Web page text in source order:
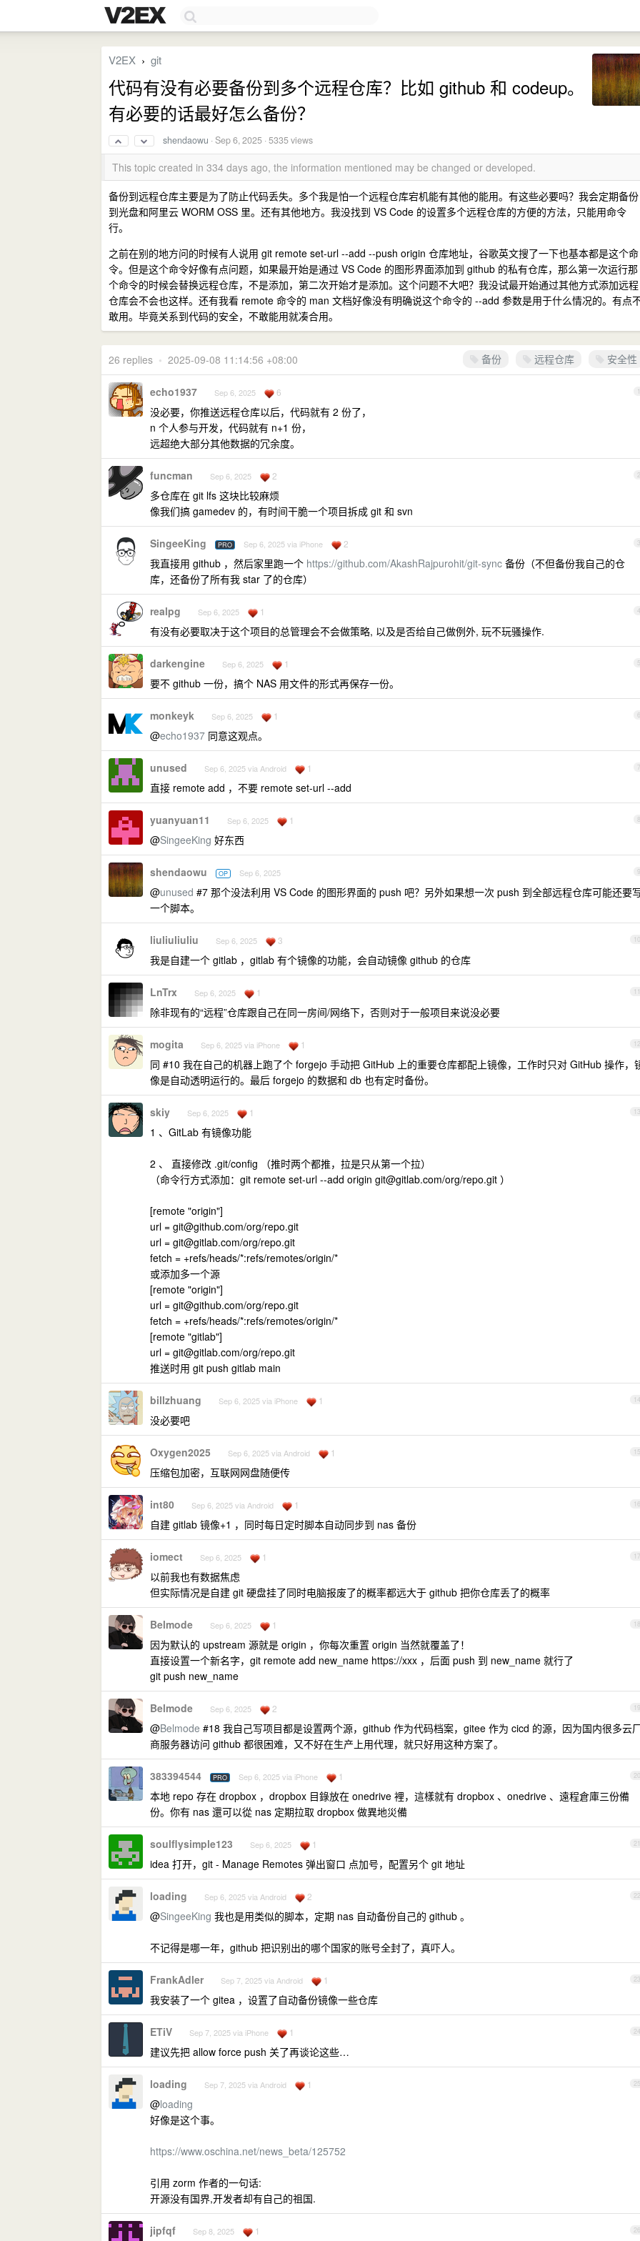
V2EX › git
代码有没有必要备份到多个远程仓库？比如 github 和 codeup。
有必要的话最好怎么备份？
shendaowu ·Sep 6, 2025 · 5335 views
This topic created in 334 days ago, the information mentioned may be changed or developed.
备份到远程仓库主要是为了防止代码丢失。多个我是怕一个远程仓库宕机能有其他的能用。有这些必要吗？我会定期备份
到光盘和阿里云 WORM OSS 里。还有其他地方。我没找到 VS Code 的设置多个远程仓库的方便的方法，只能用命令
行。
之前在别的地方问的时候有人说用 git remote set-url --add --push origin 仓库地址，谷歌英文搜了一下也基本都是这个命
令。但是这个命令好像有点问题，如果最开始是通过 VS Code 的图形界面添加到 github 的私有仓库，那么第一次运行那
个命令的时候会替换远程仓库，不是添加，第二次开始才是添加。这个问题不大吧？我没试最开始通过其他方式添加远程
仓库会不会也这样。还有我看 remote 命令的 man 文档好像没有明确说这个命令的 --add 参数是用于什么情况的。有点
敢用。毕竟关系到代码的安全，不敢能用就凑合用。
备份 远程仓库 安全性
26 replies • 2025-09-08 11:14:56 +08:00
1
echo1937 Sep 6, 2025 6
没必要，你推送远程仓库以后，代码就有 2 份了，
n 个人参与开发，代码就有 n+1 份，
远超绝大部分其他数据的冗余度。
2
funcman Sep 6, 2025 2
多仓库在 git lfs 这块比较麻烦
像我们搞 gamedev 的，有时间干脆一个项目拆成 git 和 svn
3
SingeeKing PRO Sep 6, 2025 via iPhone 2
我直接用 github ，然后家里跑一个 https://github.com/AkashRajpurohit/git-sync 备份（不但备份我自己的仓
库，还备份了所有我 star 了的仓库）
4
realpg Sep 6, 2025 1
有没有必要取决于这个项目的总管理会不会做策略, 以及是否给自己做例外, 玩不玩骚操作.
5
darkengine Sep 6, 2025 1
要不 github 一份，搞个 NAS 用文件的形式再保存一份。
6
monkeyk Sep 6, 2025 1
@echo1937 同意这观点。
7
unused Sep 6, 2025 via Android 1
直接 remote add ，不要 remote set-url --add
8
yuanyuan11 Sep 6, 2025 1
@SingeeKing 好东西
9
shendaowu OP Sep 6, 2025
@unused #7 那个没法利用 VS Code 的图形界面的 push 吧？另外如果想一次 push 到全部远程仓库可能还要
一个脚本。
10
liuliuliuliu Sep 6, 2025 3
我是自建一个 gitlab ，gitlab 有个镜像的功能，会自动镜像 github 的仓库
11
LnTrx Sep 6, 2025 1
除非现有的“远程”仓库跟自己在同一房间/网络下，否则对于一般项目来说没必要
12
mogita Sep 6, 2025 via iPhone 1
同 #10 我在自己的机器上跑了个 forgejo 手动把 GitHub 上的重要仓库都配上镜像，工作时只对 GitHub 操作，
像是自动透明运行的。最后 forgejo 的数据和 db 也有定时备份。
13
skiy Sep 6, 2025 1
1 、GitLab 有镜像功能
2 、 直接修改 .git/config （推时两个都推，拉是只从第一个拉）
（命令行方式添加：git remote set-url --add origin git@gitlab.com/org/repo.git ）
[remote "origin"]
url = git@github.com/org/repo.git
url = git@gitlab.com/org/repo.git
fetch = +refs/heads/*:refs/remotes/origin/*
或添加多一个源
[remote "origin"]
url = git@github.com/org/repo.git
fetch = +refs/heads/*:refs/remotes/origin/*
[remote "gitlab"]
url = git@gitlab.com/org/repo.git
推送时用 git push gitlab main
14
billzhuang Sep 6, 2025 via iPhone 1
没必要吧
15
Oxygen2025 Sep 6, 2025 via Android 1
压缩包加密，互联网网盘随便传
16
int80 Sep 6, 2025 via Android 1
自建 gitlab 镜像+1 ，同时每日定时脚本自动同步到 nas 备份
17
iomect Sep 6, 2025 1
以前我也有数据焦虑
但实际情况是自建 git 硬盘挂了同时电脑报废了的概率都远大于 github 把你仓库丢了的概率
18
Belmode Sep 6, 2025 1
因为默认的 upstream 源就是 origin ，你每次重置 origin 当然就覆盖了！
直接设置一个新名字，git remote add new_name https://xxx ，后面 push 到 new_name 就行了
git push new_name
19
Belmode Sep 6, 2025 2
@Belmode #18 我自己写项目都是设置两个源，github 作为代码档案，gitee 作为 cicd 的源，因为国内很多云
商服务器访问 github 都很困难，又不好在生产上用代理，就只好用这种方案了。
20
383394544 PRO Sep 6, 2025 via iPhone 1
本地 repo 存在 dropbox ，dropbox 目錄放在 onedrive 裡，這樣就有 dropbox 、onedrive 、遠程倉庫三份備
份。你有 nas 還可以從 nas 定期拉取 dropbox 做異地災備
21
soulflysimple123 Sep 6, 2025 1
idea 打开，git - Manage Remotes 弹出窗口 点加号，配置另个 git 地址
22
loading Sep 6, 2025 via Android 2
@SingeeKing 我也是用类似的脚本，定期 nas 自动备份自己的 github 。
不记得是哪一年，github 把识别出的哪个国家的账号全封了，真吓人。
23
FrankAdler Sep 7, 2025 via Android 1
我安装了一个 gitea ，设置了自动备份镜像一些仓库
24
ETiV Sep 7, 2025 via iPhone 1
建议先把 allow force push 关了再谈论这些…
25
loading Sep 7, 2025 via Android 1
@loading
好像是这个事。
https://www.oschina.net/news_beta/125752
引用 zorm 作者的一句话:
开源没有国界,开发者却有自己的祖国.
26
jipfqf Sep 8, 2025 1